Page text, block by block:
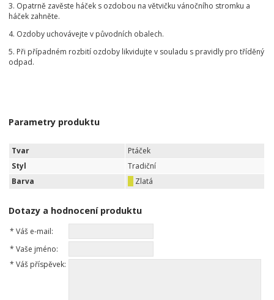
3. Opatrně zavěste háček s ozdobou na větvičku vánočního stromku a
háček zahněte.
4. Ozdoby uchovávejte v původních obalech.
5. Při případném rozbití ozdoby likvidujte v souladu s pravidly pro tříděný
odpad.
Parametry produktu
Tvar
Ptáček
Styl
Tradiční
Barva
Zlatá
Dotazy a hodnocení produktu
* Váš e-mail:
* Vaše jméno:
* Váš příspěvek: